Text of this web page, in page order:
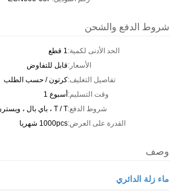
شروط الدفع والشحن
الحد الأدنى لكمية:1 قطع
الأسعار:قابل للتفاوض
تفاصيل التغليف:كرتون / حسب الطلب
وقت التسليم:أسبوع 1
شروط الدفع:T / T ، باي بال ، ويسترن يونيون
القدرة على العرض:1000pcs شهريا
وصف
ماء زلة الدائري